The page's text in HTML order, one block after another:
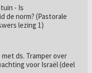
- Is
de norm? (Pastorale
lezing 1)
ds. Tramper over
voor Israël (deel